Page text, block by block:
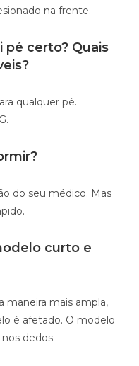
na frente.
certo? Quais
qualquer pé.
do seu médico. Mas
curto e
maneira mais ampla,
é afetado. O modelo
dedos.